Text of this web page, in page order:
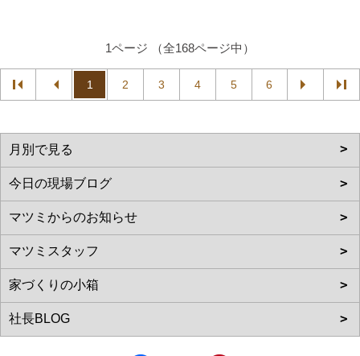
1ページ （全168ページ中）
1 2 3 4 5 6